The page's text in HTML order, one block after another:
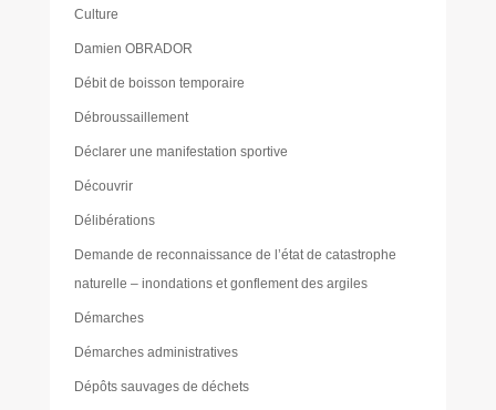
Culture
Damien OBRADOR
Débit de boisson temporaire
Débroussaillement
Déclarer une manifestation sportive
Découvrir
Délibérations
Demande de reconnaissance de l’état de catastrophe
naturelle – inondations et gonflement des argiles
Démarches
Démarches administratives
Dépôts sauvages de déchets